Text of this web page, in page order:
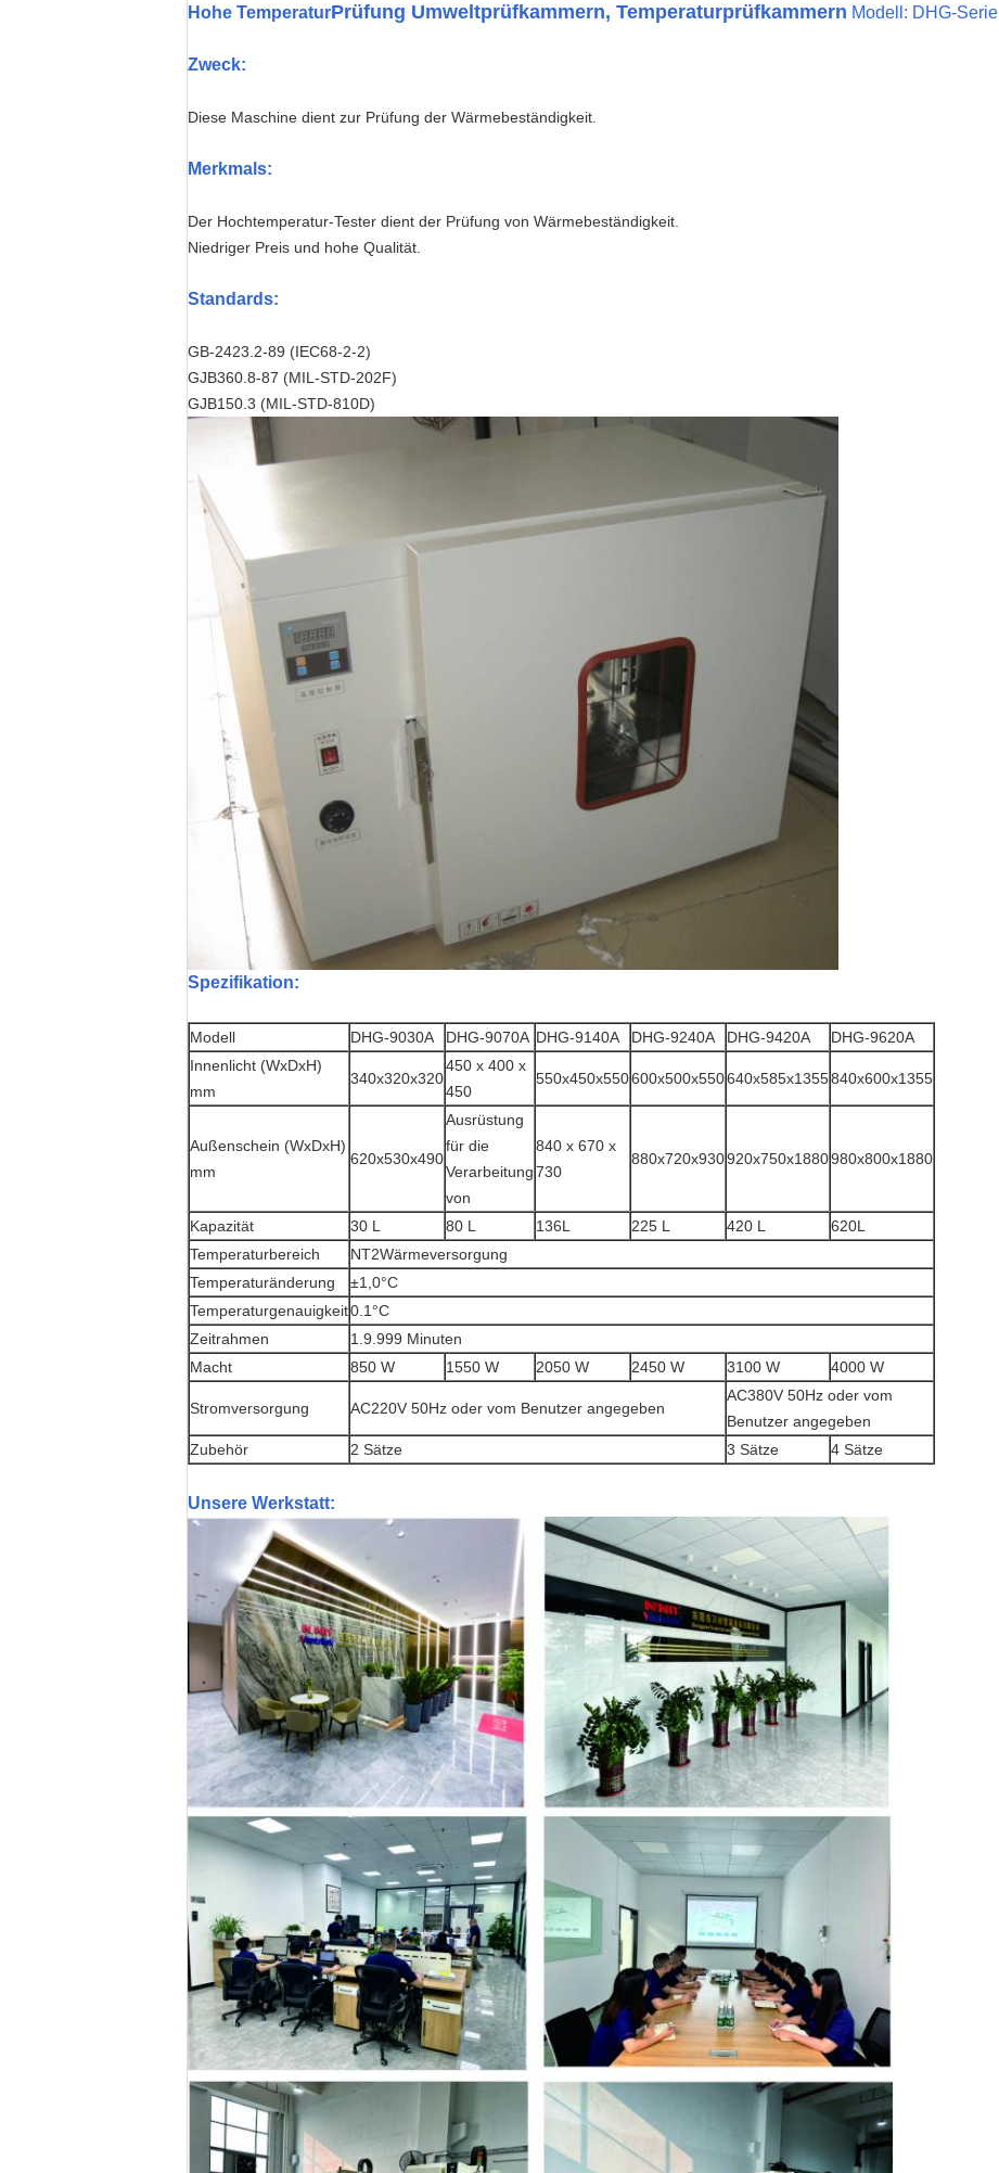
Hohe TemperaturPrüfung Umweltprüfkammern, Temperaturprüfkammern Modell: DHG-Serie
Zweck:
Diese Maschine dient zur Prüfung der Wärmebeständigkeit.
Merkmal s:
Der Hochtemperatur-Tester dient der Prüfung von Wärmebeständigkeit.
Niedriger Preis und hohe Qualität.
Standards:
GB-2423.2-89 (IEC68-2-2)
GJB360.8-87 (MIL-STD-202F)
GJB150.3 (MIL-STD-810D)
Spezifikation:
Modell DHG-9030A DHG-9070A DHG-9140A DHG-9240A DHG-9420A
DHG-9620A
Innenlicht (WxDxH)
mm
340x320x320
450 x 400 x
450
550x450x550600x500x550640x585x1355840x600x1355
Außenschein (WxDxH)
mm
620x530x490
Ausrüstung
für die
Verarbeitung
von
840 x 670 x
730
880x720x930920x750x1880980x800x1880
Kapazität 30 L 80 L 136L 225 L 420 L
620L
Temperaturbereich
NT2Wärmeversorgung
Temperaturänderung
±1,0°C
Temperaturgenauigkeit0.1°C
Zeitrahmen
1.9.999 Minuten
Macht
850 W 1550 W 2050 W 2450 W 3100 W 4000 W
Stromversorgung AC220V 50Hz oder vom Benutzer angegeben
AC380V 50Hz oder vom
Benutzer angegeben
Zubehör
2 Sätze 3 Sätze 4 Sätze
Unsere Werkstatt: